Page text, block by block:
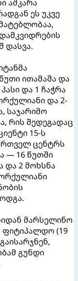
აშკარა
ეს უკვე
დასვა.
ითამაშა და
და 1 ჩაჭრა
და 2-
საჯარიმო
რის შედეგადაც
15-ს
ცენტრს
— 16 წუთში
2 მოხსნა
მარსელინო
ფიტიპალდო (19
გუნდი